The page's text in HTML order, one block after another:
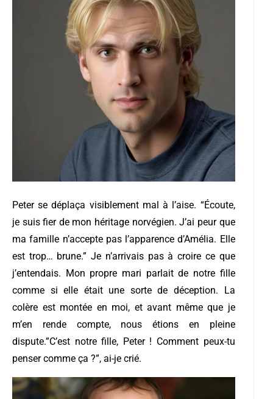
Peter se déplaça visiblement mal à l’aise. “Écoute,
je suis fier de mon héritage norvégien. J’ai peur que
ma famille n’accepte pas l’apparence d’Amélia. Elle
est trop… brune.”Je n’arrivais pas à croire ce que
j’entendais. Mon propre mari parlait de notre fille
comme si elle était une sorte de déception. La
colère est montée en moi, et avant même que je
m’en rende compte, nous étions en pleine
dispute.”C’est notre fille, Peter ! Comment peux-tu
penser comme ça ?”, ai-je crié.